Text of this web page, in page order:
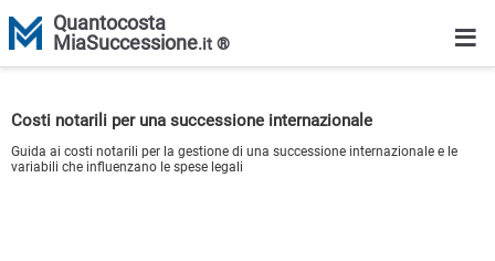
Quantocosta
MiaSuccessione.it ® ≡
Costi notarili per una successione internazionale
Guida ai costi notarili per la gestione di una successione internazionale e le
variabili che influenzano le spese legali